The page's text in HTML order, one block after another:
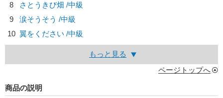
8
さとうきび畑 /中級
9
涙そうそう /中級
10 翼をください /中級
もっと見る
ページトップへ
商品の説明